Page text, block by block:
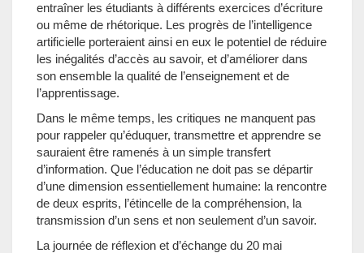
entraîner les étudiants à différents exercices d’écriture
ou même de rhétorique. Les progrès de l’intelligence
artificielle porteraient ainsi en eux le potentiel de réduire
les inégalités d’accès au savoir, et d’améliorer dans
son ensemble la qualité de l’enseignement et de
l’apprentissage.
Dans le même temps, les critiques ne manquent pas
pour rappeler qu’éduquer, transmettre et apprendre se
sauraient être ramenés à un simple transfert
d’information. Que l’éducation ne doit pas se départir
d’une dimension essentiellement humaine: la rencontre
de deux esprits, l’étincelle de la compréhension, la
transmission d’un sens et non seulement d’un savoir.
La journée de réflexion et d’échange du 20 mai